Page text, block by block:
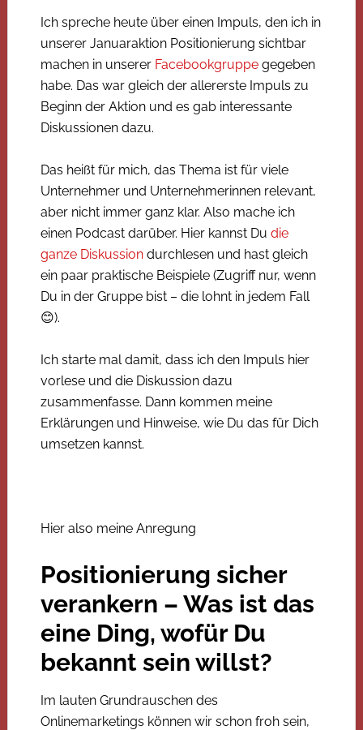
Ich spreche heute über einen Impuls, den ich in
unserer Januaraktion Positionierung sichtbar
machen in unserer Facebookgruppegegeben
habe. Das war gleich der allererste Impuls zu
Beginn der Aktion und es gab interessante
Diskussionen dazu.
Das heißt für mich, das Thema ist für viele
Unternehmer und Unternehmerinnen relevant,
aber nicht immer ganz klar. Also mache ich
einen Podcast darüber. Hier kannst Du die
ganze Diskussiondurchlesen und hast gleich
ein paar praktische Beispiele (Zugriff nur, wenn
Du in der Gruppe bist – die lohnt in jedem Fall
😊).
Ich starte mal damit, dass ich den Impuls hier
vorlese und die Diskussion dazu
zusammenfasse. Dann kommen meine
Erklärungen und Hinweise, wie Du das für Dich
umsetzen kannst.
Hier also meine Anregung
Positionierung sicher
verankern – Was ist das
eine Ding, wofür Du
bekannt sein willst?
Im lauten Grundrauschen des
Onlinemarketings können wir schon froh sein,